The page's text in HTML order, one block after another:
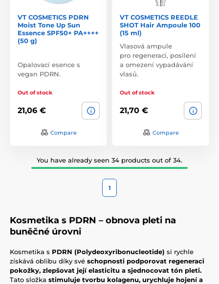
VT COSMETICS PDRN
Moist Tone Up Sun
Essence SPF50+ PA++++
(50 g)
Opalovací esence s
vegan PDRN.
Out of stock
21,06 €
Compare
VT COSMETICS REEDLE
SHOT Hair Ampoule 100
(15 ml)
Vlasová ampule
pro regeneraci, posílení
a omezení vypadávání
vlasů.
Out of stock
21,70 €
Compare
You have already seen 34 products out of 34.
1
Kosmetika s PDRN – obnova pleti na
buněčné úrovni
Kosmetika s PDRN (Polydeoxyribonucleotide) si rychle
získává oblibu díky své schopnosti podporovat regeneraci
pokožky, zlepšovat její elasticitu a sjednocovat tón pleti.
Tato složka stimuluje tvorbu kolagenu, urychluje hojení a